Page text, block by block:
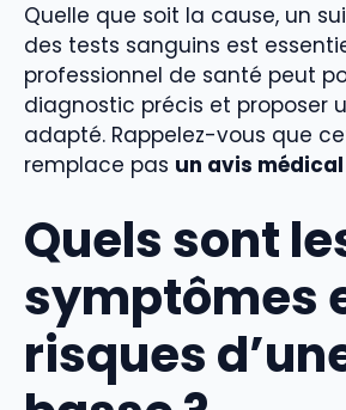
Quelle que soit la cause, un
des tests sanguins est
professionnel de santé peut
diagnostic précis et proposer
adapté. Rappelez-vous que
remplace pas un avis
Quels sont
symptômes
risques